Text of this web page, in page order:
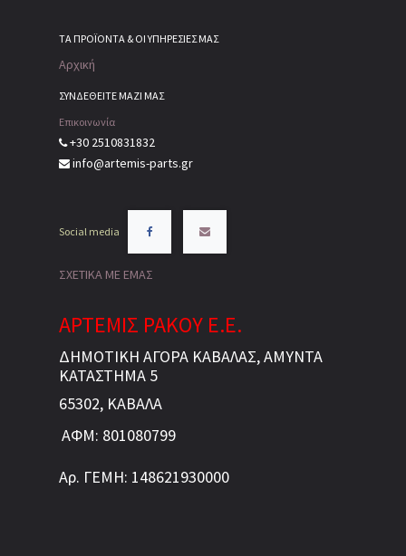
ΤΑ ΠΡΟΪΌΝΤΑ & ΟΙ ΥΠΗΡΕΣΊΕΣ ΜΑΣ
Αρχική
ΣΥΝΔΕΘΕΙΤΕ ΜΑΖΙ ΜΑΣ
Επικοινωνία
+30 2510831832
info@artemis-parts.gr
Social media
ΣΧΕΤΙΚΑ ΜΕ ΕΜΑΣ
ΑΡΤΕΜΙΣ ΡΑΚΟΥ Ε.Ε.
ΔΗΜΟΤΙΚΗ ΑΓΟΡΑ ΚΑΒΑΛΑΣ, ΑΜΥΝΤΑ
ΚΑΤΑΣΤΗΜΑ 5
65302, ΚΑΒΑΛΑ
ΑΦΜ: 801080799
Αρ. ΓΕΜΗ: 148621930000